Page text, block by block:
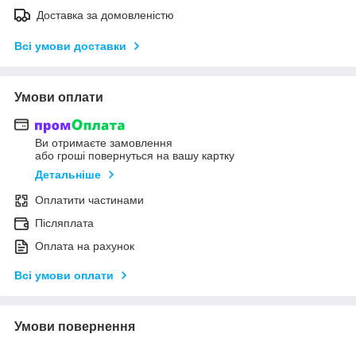
Доставка за домовленістю
Всі умови доставки
Умови оплати
Ви отримаєте замовлення
або гроші повернуться на вашу картку
Детальніше
Оплатити частинами
Післяплата
Оплата на рахунок
Всі умови оплати
Умови повернення